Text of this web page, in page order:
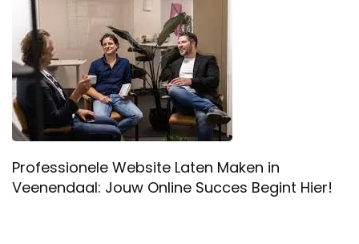
Professionele Website Laten Maken in
Veenendaal: Jouw Online Succes Begint Hier!